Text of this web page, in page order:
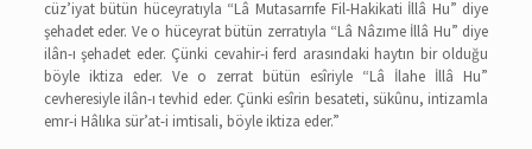
cüz’iyat bütün hüceyratıyla “Lâ Mutasarrıfe Fil-Hakikati İllâ Hu” diye
şehadet eder. Ve o hüceyrat bütün zerratıyla “Lâ Nâzıme İllâ Hu” diye
ilân-ı şehadet eder. Çünki cevahir-i ferd arasındaki haytın bir olduğu
böyle iktiza eder. Ve o zerrat bütün esîriyle “Lâ İlahe İllâ Hu”
cevheresiyle ilân-ı tevhid eder. Çünki esîrin besateti, sükûnu, intizamla
emr-i Hâlıka sür’at-i imtisali, böyle iktiza eder.”